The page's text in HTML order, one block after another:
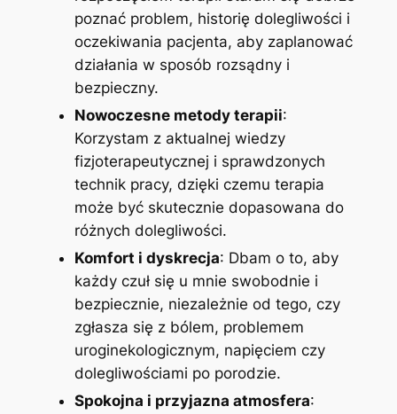
poznać problem, historię dolegliwości i
oczekiwania pacjenta, aby zaplanować
działania w sposób rozsądny i
bezpieczny.
Nowoczesne metody terapii:
Korzystam z aktualnej wiedzy
fizjoterapeutycznej i sprawdzonych
technik pracy, dzięki czemu terapia
może być skutecznie dopasowana do
różnych dolegliwości.
Komfort i dyskrecja: Dbam o to, aby
każdy czuł się u mnie swobodnie i
bezpiecznie, niezależnie od tego, czy
zgłasza się z bólem, problemem
uroginekologicznym, napięciem czy
dolegliwościami po porodzie.
Spokojna i przyjazna atmosfera: